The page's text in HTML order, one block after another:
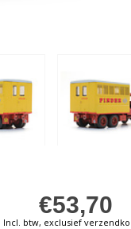
€53,70
Incl. btw, exclusief